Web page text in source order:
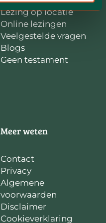
Lezing op locatie
Online lezingen
Veelgestelde vragen
Blogs
Geen testament
Meer weten
Contact
Privacy
Algemene
voorwaarden
Disclaimer
Cookieverklaring